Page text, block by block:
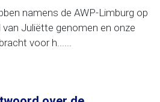
namens de AWP-Limburg op
Juliëtte genomen en onze
voor h......